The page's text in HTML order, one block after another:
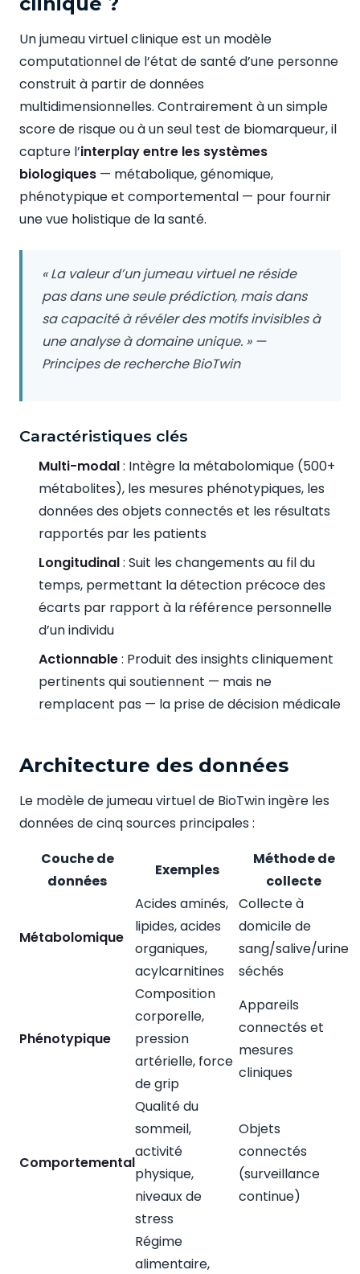
Un jumeau virtuel clinique est un modèle
computationnel de l’état de santé d’une personne
construit à partir de données
multidimensionnelles. Contrairement à un simple
score de risque ou à un seul test de biomarqueur, il
capture l’interplay entre les systèmes
biologiques — métabolique, génomique,
phénotypique et comportemental — pour fournir
une vue holistique de la santé.
« La valeur d’un jumeau virtuel ne réside
pas dans une seule prédiction, mais dans
sa capacité à révéler des motifs invisibles à
une analyse à domaine unique. » —
Principes de recherche BioTwin
Caractéristiques clés
Multi-modal: Intègre la métabolomique (500+
métabolites), les mesures phénotypiques, les
données des objets connectés et les résultats
rapportés par les patients
Longitudinal: Suit les changements au fil du
temps, permettant la détection précoce des
écarts par rapport à la référence personnelle
d’un individu
Actionnable: Produit des insights cliniquement
pertinents qui soutiennent — mais ne
remplacent pas — la prise de décision médicale
Architecture des données
Le modèle de jumeau virtuel de BioTwin ingère les
données de cinq sources principales :
Couche de
données
Exemples
Méthode de
collecte
Métabolomique
Acides aminés,
lipides, acides
organiques,
acylcarnitines
Collecte à
domicile de
sang/salive/urine
séchés
Phénotypique
Composition
corporelle,
pression
artérielle, force
de grip
Appareils
connectés et
mesures
cliniques
Comportemental
Qualité du
sommeil,
activité
physique,
niveaux de
stress
Objets
connectés
(surveillance
continue)
Régime
alimentaire,